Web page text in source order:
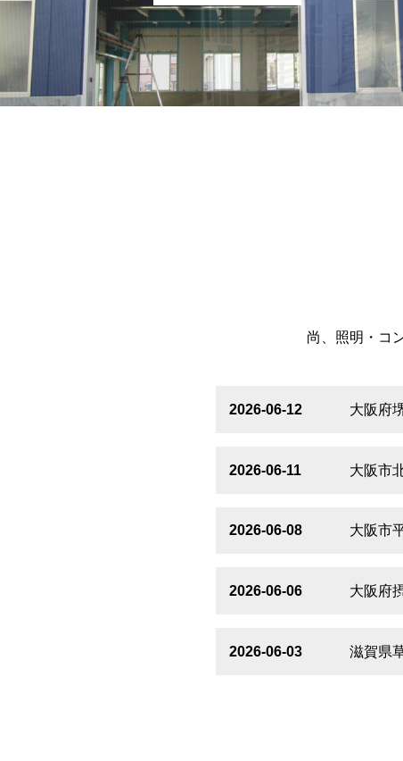
尚、照明・コ
2026-06-12 大阪府
2026-06-11 大阪市
2026-06-08 大阪市
2026-06-06 大阪府
2026-06-03 滋賀県